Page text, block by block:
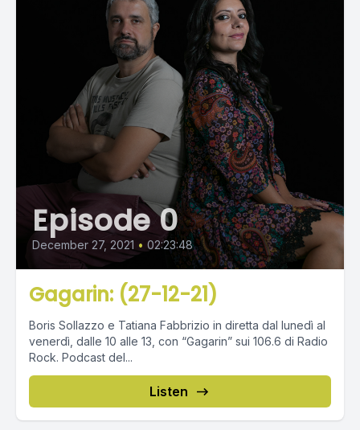
Episode 0
December 27, 2021 • 02:23:48
Gagarin: (27-12-21)
Boris Sollazzo e Tatiana Fabbrizio in diretta dal lunedì al
venerdì, dalle 10 alle 13, con “Gagarin” sui 106.6 di Radio
Rock. Podcast del...
Listen